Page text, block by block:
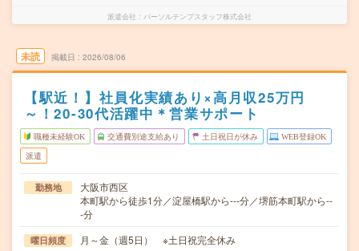
派遣会社 パーソルテンプスタッフ株式会社
未読 掲載日 2026/08/06
【駅近！】社員化実績あり×高月収25万円
～！20-30代活躍中＊営業サポート
職種未経験OK 交通費別途支給あり 土日祝日が休み WEB登録OK
派遣
勤務地
大阪市西区
本町駅から徒歩1分／淀屋橋駅から---分／堺筋本町駅から--
-分
曜日頻度 月～金（週5日） ※土日祝完全休み